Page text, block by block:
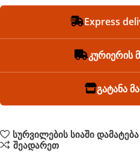
Express
კურიერის
გატანა
სურვილების სიაში დამატება
შეადარეთ